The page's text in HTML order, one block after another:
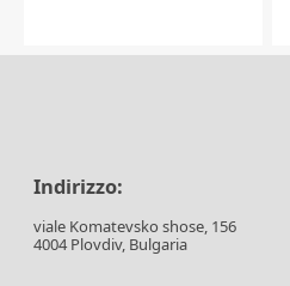
Indirizzo:
viale Komatevsko shose, 156
4004 Plovdiv, Bulgaria